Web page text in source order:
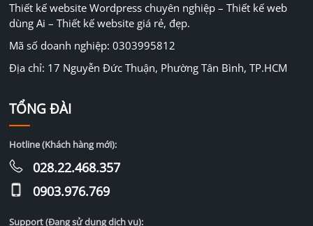
Thiết kế website Wordpress chuyên nghiệp – Thiết kế web
dùng Ai – Thiết kế website giá rẻ, đẹp.
Mã số doanh nghiệp: 0303995812
Địa chỉ: 17 Nguyễn Đức Thuận, Phường Tân Bình, TP.HCM
TỔNG ĐÀI
Hotline (Khách hàng mới):
028.22.468.357
0903.976.769
Support (Đang sử dụng dịch vụ):